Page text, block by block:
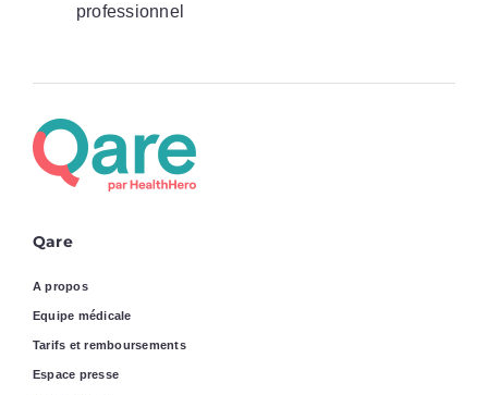
professionnel
Qare
A propos
Equipe médicale
Tarifs et remboursements
Espace presse